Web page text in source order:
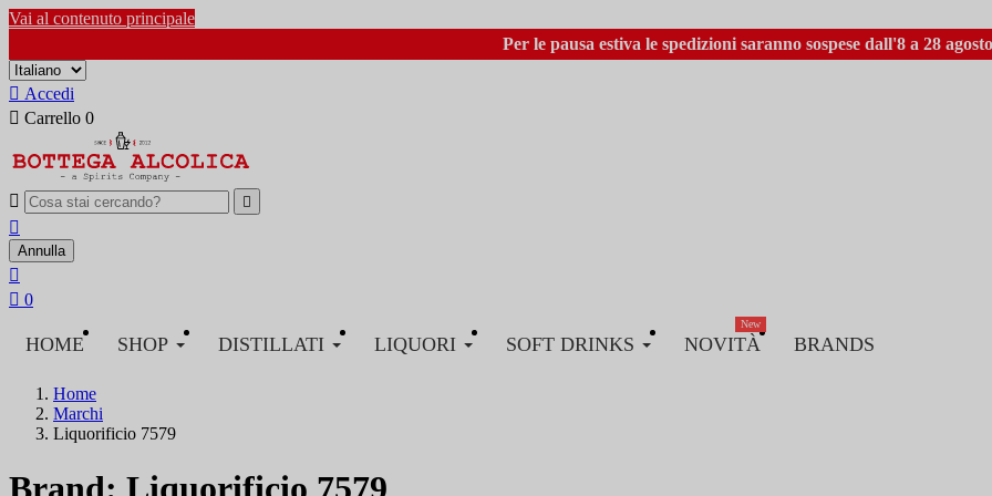
Vai al contenuto principale
Per le pausa estiva le spedizioni saranno sospese dall'8 a 28
 Accedi
 Carrello 0
 

Annulla

 0
HOME SHOP DISTILLATI LIQUORI SOFT DRINKS NOVITÀ
New
BRANDS
Home
Marchi
Liquorificio 7579
Brand: Liquorificio 7579